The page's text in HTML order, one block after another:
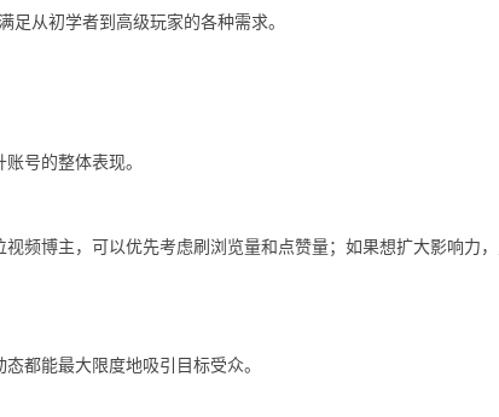
从初学者到高级玩家的各种需求。
号的整体表现。
频博主，可以优先考虑刷浏览量和点赞量；如果想扩大影响力
都能最大限度地吸引目标受众。